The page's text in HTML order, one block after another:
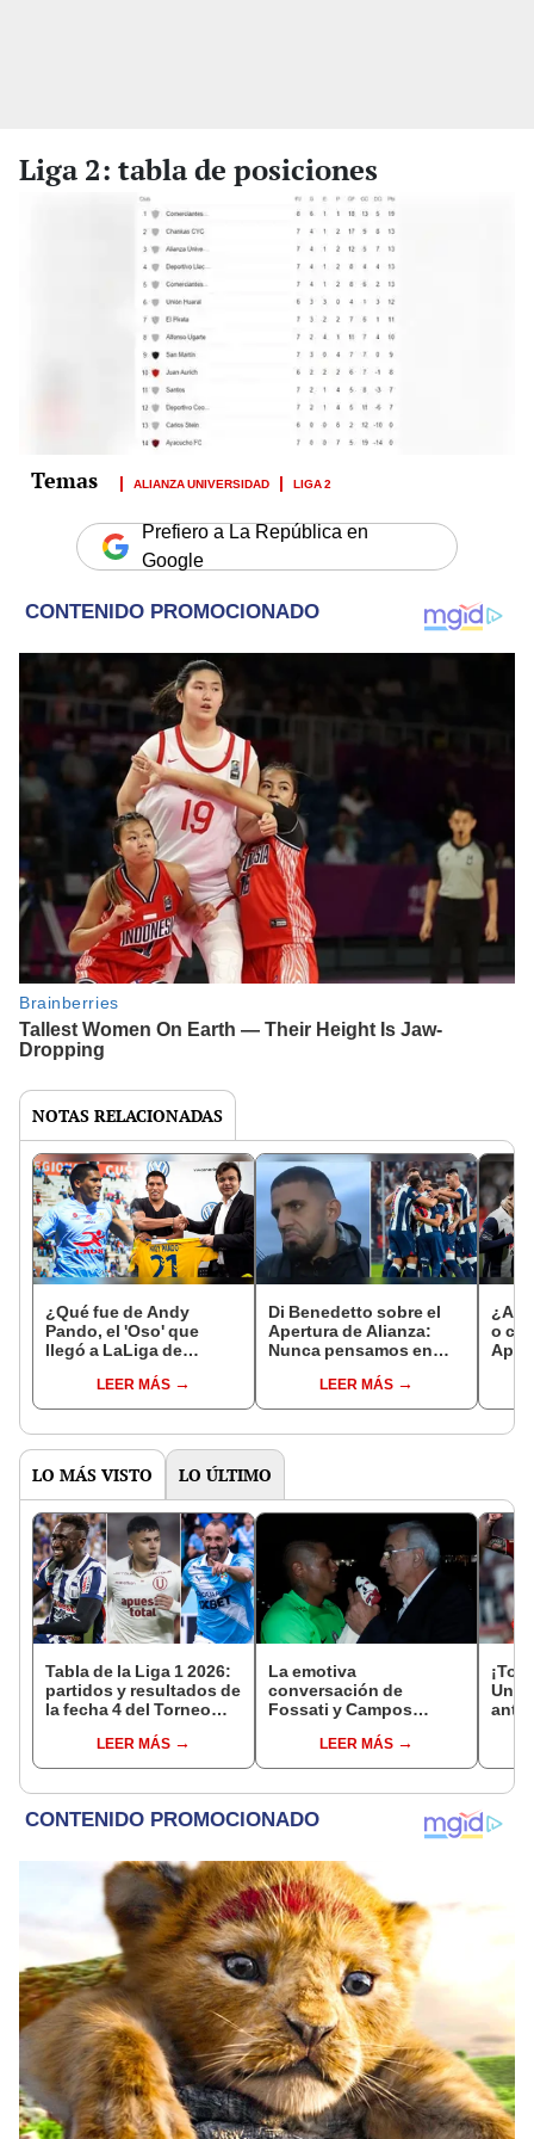
Liga 2: tabla de posiciones
ALIANZA UNIVERSIDAD LIGA 2
Prefiero a La República en
Google
NOTAS RELACIONADAS
¿Qué fue de Andy
Pando, el 'Oso' que
llegó a LaLiga de
goles en Real
Garcilaso?
LEER MÁS
Di Benedetto sobre el
Apertura de Alianza:
Nunca pensamos en
campeón de nada
LEER MÁS
o
LO MÁS VISTO LO ÚLTIMO
Tabla de la Liga 1 2026:
partidos y resultados de
la fecha 4 del Torneo
del Acumulado
LEER MÁS
La emotiva
conversación de
Fossati y Campos
Matute tras el título de la
'U'
LEER MÁS
ante
de la